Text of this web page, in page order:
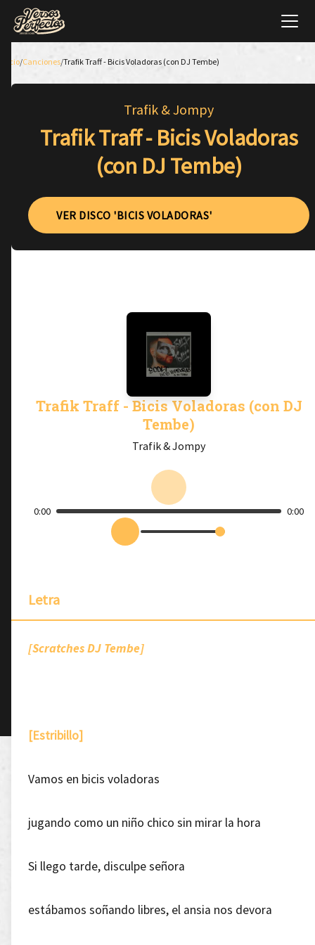
Inicio/Canciones/Trafik Traff - Bicis Voladoras (con DJ Tembe)
Trafik & Jompy
Trafik Traff - Bicis Voladoras
(con DJ Tembe)
VER DISCO 'BICIS VOLADORAS'
Trafik Traff - Bicis Voladoras (con DJ
Tembe)
Trafik & Jompy
0:00 0:00
Letra
[Scratches DJ Tembe]
[Estribillo]
Vamos en bicis voladoras
jugando como un niño chico sin mirar la hora
Si llego tarde, disculpe señora
estábamos soñando libres, el ansia nos devora